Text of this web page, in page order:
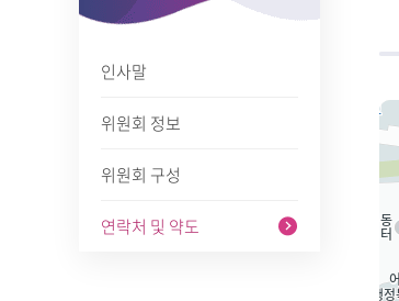
인사말
위원회 정보
위원회 구성
연락처 및 약도